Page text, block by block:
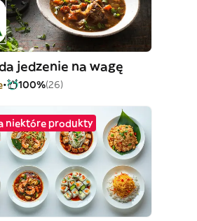
jedzenie na wagę
100%(26)
niektóre produkty